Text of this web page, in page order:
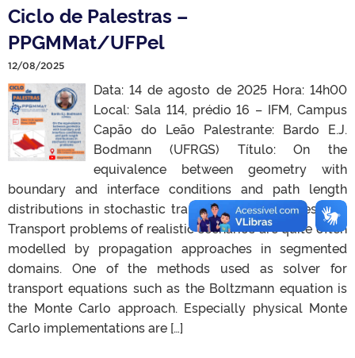
Ciclo de Palestras –
PPGMMat/UFPel
12/08/2025
Data: 14 de agosto de 2025 Hora: 14h00
Local: Sala 114, prédio 16 – IFM, Campus
Capão do Leão Palestrante: Bardo E.J.
Bodmann (UFRGS) Título: On the
equivalence between geometry with
boundary and interface conditions and path length
distributions in stochastic transport problems Resumo:
Transport problems of realistic scenarios are quite often
modelled by propagation approaches in segmented
domains. One of the methods used as solver for
transport equations such as the Boltzmann equation is
the Monte Carlo approach. Especially physical Monte
Carlo implementations are […]